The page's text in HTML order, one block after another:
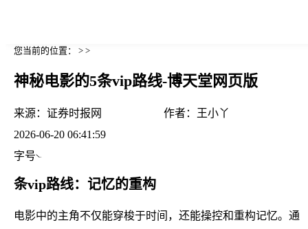
您当前的位置： > >
神秘电影的5条vip路线-博天堂网页版
来源： 证券时报网 作者：
王小丫
2026-06-20 06:41:59
字号
条vip路线：记忆的重构
电影中的主角不仅能穿梭于时间，还能操控和重构记忆。通